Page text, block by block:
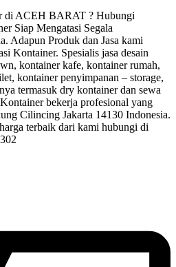
di ACEH BARAT ? Hubungi
Siap Mengatasi Segala
Adapun Produk dan Jasa kami
Kontainer. Spesialis jasa desain
kontainer kafe, kontainer rumah,
kontainer penyimpanan – storage,
termasuk dry kontainer dan sewa
bekerja profesional yang
Cilincing Jakarta 14130 Indonesia.
terbaik dari kami hubungi di